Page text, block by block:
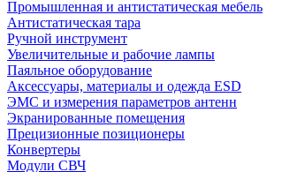
Промышленная и антистатическая мебель
Антистатическая тара
Ручной инструмент
Увеличительные и рабочие лампы
Паяльное оборудование
Аксессуары, материалы и одежда ESD
ЭМС и измерения параметров антенн
Экранированные помещения
Прецизионные позиционеры
Конвертеры
Модули СВЧ